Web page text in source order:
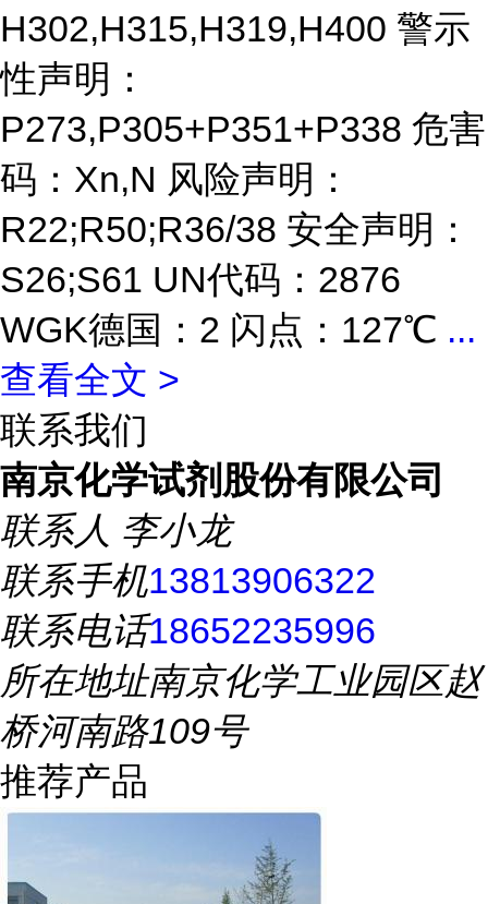
H302,H315,H319,H400 警示
性声明：
P273,P305+P351+P338 危害
码：Xn,N 风险声明：
R22;R50;R36/38 安全声明：
S26;S61 UN代码：2876
WGK德国：2 闪点：127℃ ...
查看全文 >
联系我们
南京化学试剂股份有限公司
联系人 李小龙
联系手机13813906322
联系电话18652235996
所在地址南京化学工业园区赵
桥河南路109号
推荐产品